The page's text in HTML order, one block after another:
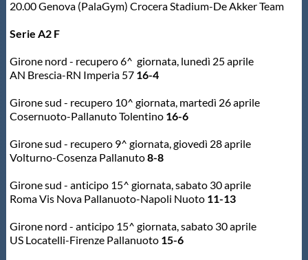
Videogallery
Intranet
Webmail
Contatti
Mappa del sito
20.00 Genova (PalaGym) Crocera Stadium-De Akker Team
Serie A2 F
Girone nord - recupero 6^ giornata, lunedì 25 aprile
AN Brescia-RN Imperia 57 16-4
Girone sud - recupero 10^ giornata, martedì 26 aprile
Cosernuoto-Pallanuto Tolentino 16-6
Girone sud - recupero 9^ giornata, giovedì 28 aprile
Volturno-Cosenza Pallanuto8-8
Girone sud - anticipo 15^ giornata, sabato 30 aprile
Roma Vis Nova Pallanuoto-Napoli Nuoto 11-13
Girone nord - anticipo 15^ giornata, sabato 30 aprile
US Locatelli-Firenze Pallanuoto 15-6